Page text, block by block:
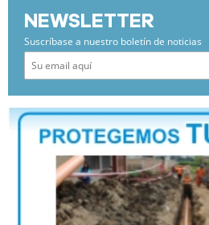
NEWSLETTER
Suscríbase a nuestro boletín de noticias